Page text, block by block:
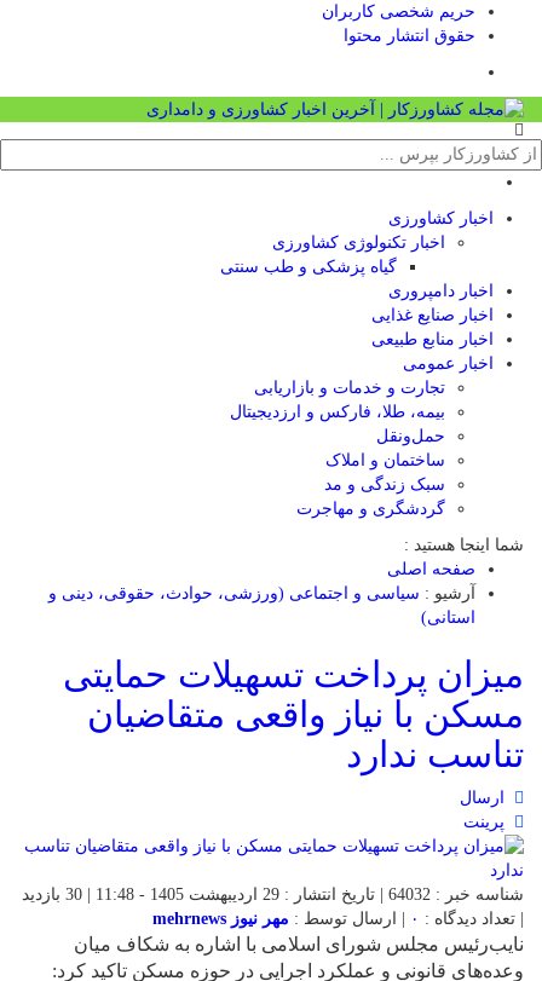
حریم شخصی کاربران
حقوق انتشار محتوا
اخبار کشاورزی
اخبار تکنولوژی کشاورزی
گیاه پزشکی و طب سنتی
اخبار دامپروری
اخبار صنایع غذایی
اخبار منابع طبیعی
اخبار عمومی
تجارت و خدمات و بازاریابی
بیمه، طلا، فارکس و ارزدیجیتال
حمل‌و‌نقل
ساختمان و املاک
سبک زندگی و مد
گردشگری و مهاجرت
شما اینجا هستید :
صفحه اصلی
آرشیو : سیاسی و اجتماعی (ورزشی، حوادث، حقوقی، دینی و
استانی)
میزان پرداخت تسهیلات حمایتی
مسکن با نیاز واقعی متقاضیان
تناسب ندارد
ارسال
پرینت
شناسه خبر : 64032 | تاریخ انتشار : 29 اردیبهشت 1405 - 11:48 | 30 بازدید
| تعداد دیدگاه : ۰ | ارسال توسط : مهر نیوز mehrnews
نایب‌رئیس مجلس شورای اسلامی با اشاره به شکاف میان
وعده‌های قانونی و عملکرد اجرایی در حوزه مسکن تاکید کرد: